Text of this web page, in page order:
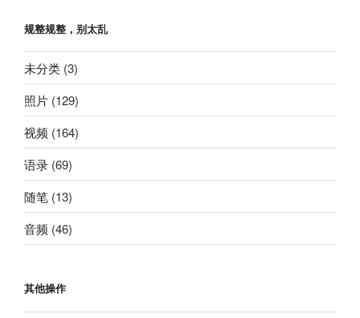
规整规整，别太乱
未分类 (3)
照片 (129)
视频 (164)
语录 (69)
随笔 (13)
音频 (46)
其他操作